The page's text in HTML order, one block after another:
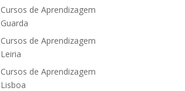
Cursos de Aprendizagem
Guarda
Cursos de Aprendizagem
Leiria
Cursos de Aprendizagem
Lisboa